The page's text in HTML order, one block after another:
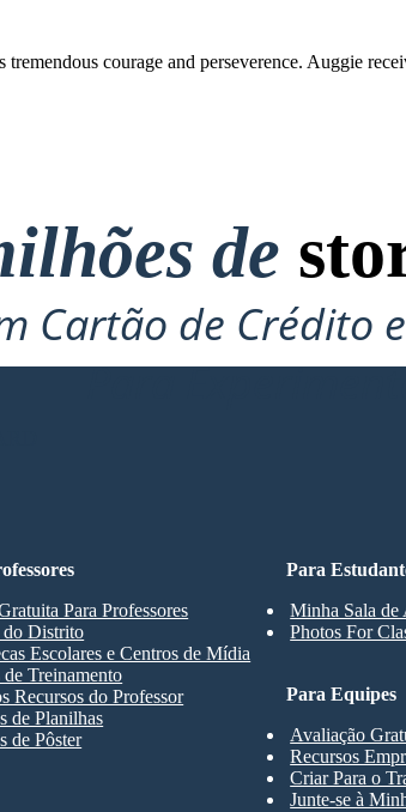
courage and perseverence. Auggie
de
Cartão de Crédito
Para
Para
Minha Sala de
Photos For
Para Professores
do Distrito
Escolares e Centros de Mídia
de Treinamento
Recursos do Professor
de Planilhas
de Pôster
Para Equipes
Avaliação
Recursos
Criar Para o
Junte-se à